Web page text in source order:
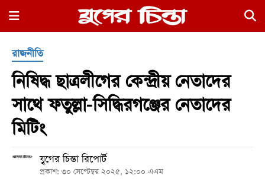
×
রাজনীতি
রাজনীতি
নিষিদ্ধ ছাত্রলীগের কেন্দ্রীয় নেতাদের
সাথে ফতুল্লা-সিদ্ধিরগঞ্জের নেতাদের
মিটিং
যৃুগের চিন্তা রিপোর্ট
প্রকাশ: ৩০ সেপ্টেম্বর ২০২৫, ১২:০০ এএম